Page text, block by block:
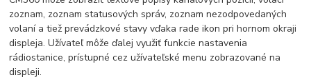
zoznam, zoznam statusových správ, zoznam nezodpovedaných
volaní a tiež prevádzkové stavy vďaka rade ikon pri hornom okraji
displeja. Užívateľ môže ďalej využiť funkcie nastavenia
rádiostanice, prístupné cez užívateľské menu zobrazované na
displeji.